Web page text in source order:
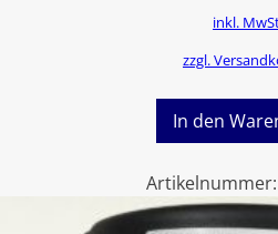
inkl.
zzgl.
In den
Artikelnummer: